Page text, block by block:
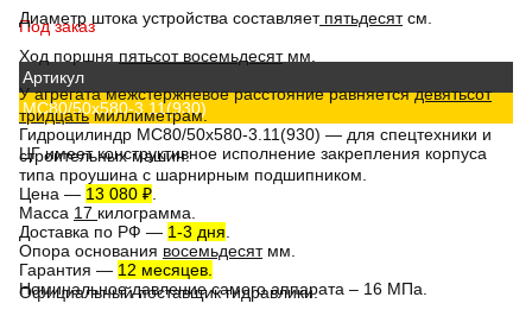
Под заказ
Артикул
МС80/50х580-3.11(930)
Гидроцилиндр МС80/50х580-3.11(930) — для спецтехники и
строительных машин.
Цена — 13 080 ₽
Доставка по РФ — 1-3 дня
Гарантия — 12 месяцев.
Официальный поставщик гидравлики.
Диаметр штока устройства составляетпятьдесятсм.
Ход поршня пятьсот восемьдесятмм.
У агрегата межстержневое расстояние равняетсядевятьсот
тридцатьмиллиметрам.
ЦГимеет конструктивное исполнение закрепления корпуса
типа проушина с шарнирным подшипником.
Масса 17 килограмма.
Опора основания восемьдесятмм.
Номинальное давление самого аппарата – 16 МПа.